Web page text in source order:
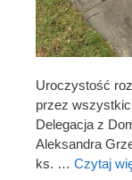
Uroczystość
przez
Delegacja z
Aleksandra
ks. … Czytaj